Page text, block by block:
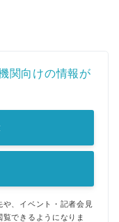
関向けの情報が
、イベント・記者会見
できるようになりま